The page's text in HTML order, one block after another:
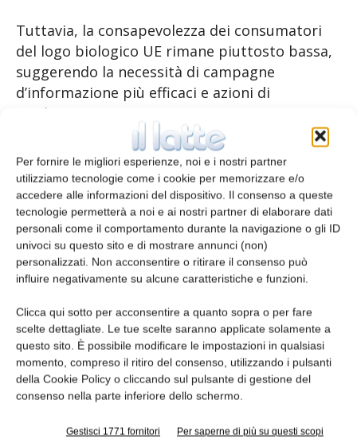
Per fornire le migliori esperienze, noi e i nostri partner
utilizziamo tecnologie come i cookie per memorizzare e/o
accedere alle informazioni del dispositivo. Il consenso a queste
tecnologie permetterà a noi e ai nostri partner di elaborare dati
personali come il comportamento durante la navigazione o gli ID
univoci su questo sito e di mostrare annunci (non)
personalizzati. Non acconsentire o ritirare il consenso può
influire negativamente su alcune caratteristiche e funzioni.
Clicca qui sotto per acconsentire a quanto sopra o per fare
scelte dettagliate. Le tue scelte saranno applicate solamente a
questo sito. È possibile modificare le impostazioni in qualsiasi
momento, compreso il ritiro del consenso, utilizzando i pulsanti
della Cookie Policy o cliccando sul pulsante di gestione del
consenso nella parte inferiore dello schermo.
Gestisci 1771 fornitori Per saperne di più su questi scopi
Tuttavia, la consapevolezza dei consumatori
del logo biologico UE rimane piuttosto bassa,
suggerendo la necessità di campagne
d’informazione più efficaci e azioni di
marketing.
Bibliografia
E.J. Van Loo et al., Ghent Univ. (p. 2118-
2129);Journal of dairy science, vol. 96, n. 4
(2013)
prodotti biologici